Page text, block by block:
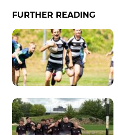
FURTHER READING